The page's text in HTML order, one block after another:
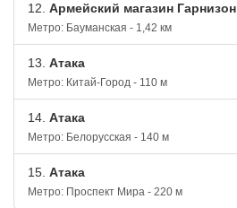
12. Армейский магазин Гарнизон
Метро: Бауманская - 1,42 км
13. Атака
Метро: Китай-Город - 110 м
14. Атака
Метро: Белорусская - 140 м
15. Атака
Метро: Проспект Мира - 220 м